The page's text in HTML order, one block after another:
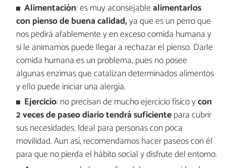
Alimentación: es muy aconsejablealimentarlos
con pienso de buena calidad,ya que es un perro que
nos pedirá afablemente y en exceso comida humana y
si le animamos puede llegar a rechazar el pienso. Darle
comida humana es un problema, pues no posee
algunas enzimas que catalizan determinados alimentos
y ello puede iniciar una alergia.
Ejercicio: no precisan de mucho ejercicio físico ycon
2 veces de paseo diario tendrá suficientepara cubrir
sus necesidades. Ideal para personas con poca
movilidad. Aun así, recomendamos hacer paseos con él
para que no pierda el hábito social y disfrute del entorno.